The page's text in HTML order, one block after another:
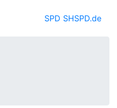
SPD SHSPD.de